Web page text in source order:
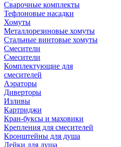
Сварочные комплекты
Тефлоновые насадки
Хомуты
Металлорезиновые хомуты
Стальные винтовые хомуты
Смесители
Смесители
Комплектующие для
смесителей
Аэраторы
Диверторы
Изливы
Картриджи
Кран-буксы и маховики
Крепления для смесителей
Кронштейны для душа
Лейки для душа